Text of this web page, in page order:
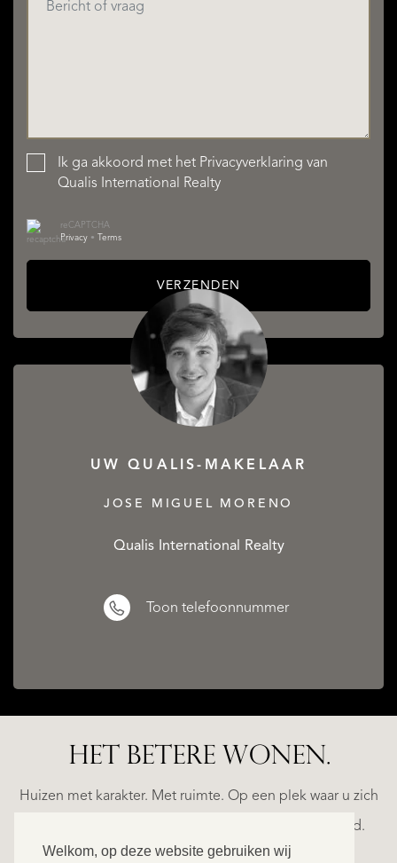
Welkom, op deze website gebruiken wij
Ik ga akkoord met het Privacyverklaring van
Qualis International Realty
reCAPTCHA
Privacy • Terms
VERZENDEN
UW QUALIS-MAKELAAR
JOSE MIGUEL MORENO
Qualis International Realty
Toon telefoonnummer
HET BETERE WONEN.
Huizen met karakter. Met ruimte. Op een plek waar u zich
helemaal thuis voelt. Ontdek ons exclusieve aanbod.
ESTEPONA
NACARE